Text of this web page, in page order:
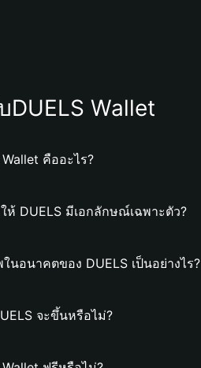
DUELS Wallet
Wallet คืออะไร?
ห้ DUELS มีเอกลักษณ์เฉพาะตัว?
นอนาคตของ DUELS เป็นอย่างไร?
จะขึ้นหรือไม่?